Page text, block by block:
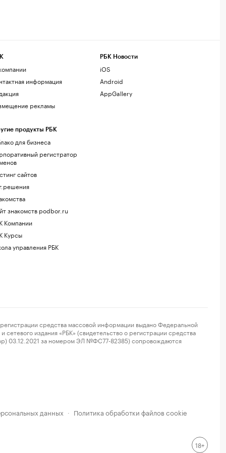
информация
рекламы
продукты РБК
для бизнеса
регистратор
сайтов
знакомств podbor.ru
Компании
Курсы
управления РБК
РБК Новости
iOS
Android
AppGallery
средства массовой информации выдано Федеральной
издания «РБК» (свидетельство о регистрации средства
03.12.2021 за номером ЭЛ №ФС77-82385) сопровождаются
данных · Политика обработки файлов cookie
18+